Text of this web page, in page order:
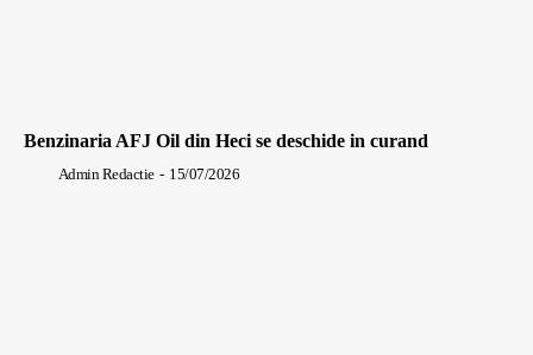
Benzinaria AFJ Oil din Heci se deschide in curand
Admin Redactie - 15/07/2026